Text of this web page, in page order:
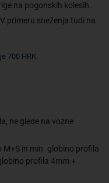
na pogonskih kolesih.
primeru sneženja tudi na
700 HRK.
ne glede na vozne
M+S in min. globino profila
profila 4mm +